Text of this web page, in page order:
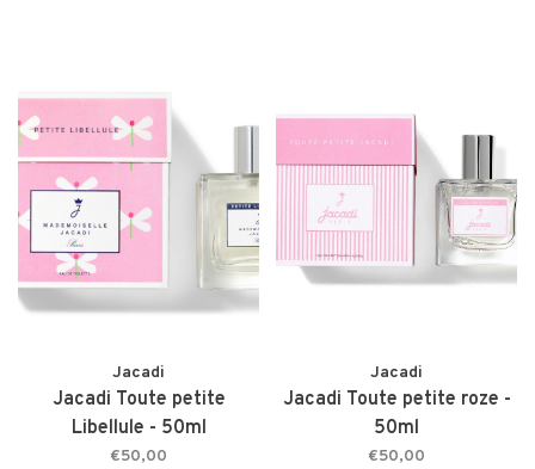
Jacadi
Jacadi Toute petite
Libellule - 50ml
€50,00
Jacadi
Jacadi Toute petite roze -
50ml
€50,00